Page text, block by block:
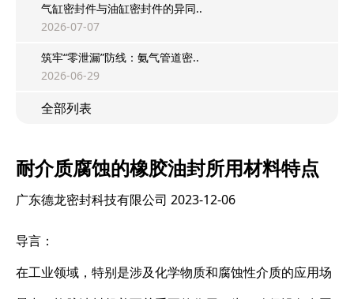
气缸密封件与油缸密封件的异同..
2026-07-07
筑牢“零泄漏”防线：氨气管道密..
2026-06-29
全部列表
耐介质腐蚀的橡胶油封所用材料特点
广东德龙密封科技有限公司 2023-12-06
导言：
在工业领域，特别是涉及化学物质和腐蚀性介质的应用场